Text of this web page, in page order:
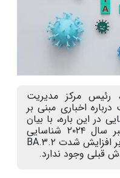
رئیس مرکز مدیریت
اخباری مبنی بر
در این باره، با بیان
اینکه واریانت BA.۳.۲ در نوامبر سال ۲۰۲۴ شناسایی
شده، گفت: هیچ شواهدی مبنی بر افزایش شدت BA.۳.۲
قبلی وجود ندارد.